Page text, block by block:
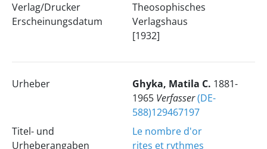
Verlag/Drucker
Erscheinungsdatum
Theosophisches
Verlagshaus
[1932]
Urheber Ghyka, Matila C. 1881-
1965 Verfasser(DE-
588)129467197
Titel- und
Urheberangaben
Le nombre d'or
rites et rythmes